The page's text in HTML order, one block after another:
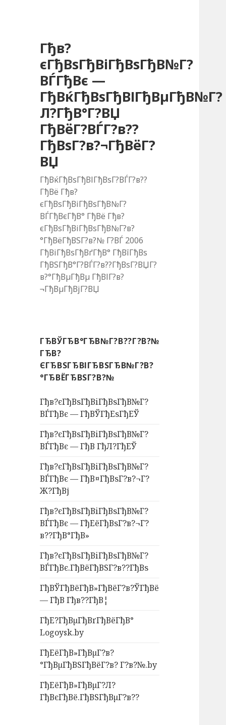
Гђв?
єГђВѕГђВіГђВѕГђВ№Г?
ВЃГђВє —
ГђВќГђВѕГђВІГђВµГђВ№Г?
Л?ГђВ°Г?ВЏ
ГђВёГ?ВЃГ?в??
ГђВѕГ?в?¬ГђВёГ?
ВЏ
ГђВќГђВѕГђВІГђВѕГ?ВЃГ?в??
ГђВё Гђв?
єГђВѕГђВіГђВѕГђВ№Г?
ВЃГђВєГђВ° ГђВё Гђв?
єГђВѕГђВіГђВѕГђВ№Г?в?
°ГђВёГђВЅГ?в?№ Г?ВЃ 2006
ГђВіГђВѕГђВґГђВ° ГђВїГђВѕ
ГђВЅГђВ°Г?ВЃГ?в??ГђВѕГ?ВЏГ?
в?°ГђВµГђВµ ГђВІГ?в?
¬ГђВµГђВјГ?ВЏ
ГЂВЎГЂВ°ГЂВ№Г?В??Г?В?№
ГЂВ?
ЄГЂВЅГЂВІГЂВЅГЂВ№Г?В?
°ГЂВЁГЂВЅГ?В?№
Гђв?єГђВѕГђВіГђВѕГђВ№Г?
ВЃГђВє — ГђВЎГђЕѕГђЕЎ
Гђв?єГђВѕГђВіГђВѕГђВ№Г?
ВЃГђВє — ГђВ ГђЛ?ГђЕЎ
Гђв?єГђВѕГђВіГђВѕГђВ№Г?
ВЃГђВє — ГђВ¤ГђВѕГ?в?¬Г?
Ж?ГђВј
Гђв?єГђВѕГђВіГђВѕГђВ№Г?
ВЃГђВє — ГђЕёГђВѕГ?в?¬Г?
в??ГђВ°ГђВ»
Гђв?єГђВѕГђВіГђВѕГђВ№Г?
ВЃГђВє.ГђВёГђВЅГ?в??ГђВѕ
ГђВЎГђВёГђВ»ГђВёГ?в?ЎГђВё
— ГђВ Гђв??ГђВ¦
ГђЕ?ГђВµГђВґГђВёГђВ°
Logoysk.by
ГђЕёГђВ»ГђВµГ?в?
°ГђВµГђВЅГђВёГ?в? Г?в?№.by
ГђЕёГђВ»ГђВµГ?Л?
ГђВєГђВё.ГђВЅГђВµГ?в??